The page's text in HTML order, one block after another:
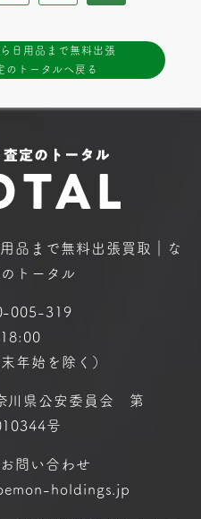
日用品まで無料出張
のトータルへ戻る
品まで無料出張買取｜な
トータル
005-319
年始を除く）
川県公安委員会 第
号
問い合わせ
holdings.jp